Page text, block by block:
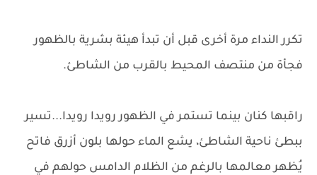
تكرر النداء مرة أخرى قبل أن تبدأ هيئة بشرية بالظهور
فجأة من منتصف المحيط بالقرب من الشاطئ.
راقبها كنان بينما تستمر في الظهور رويدا رويدا...تسير
ببطئ ناحية الشاطئ، يشع الماء حولها بلون أزرق فاتح
يُظهر معالمها بالرغم من الظلام الدامس حولهم في